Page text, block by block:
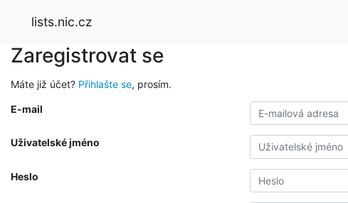
lists.nic.cz
Zaregistrovat se
Máte již účet? Přihlašte se, prosím.
E-mail
Uživatelské jméno
Heslo